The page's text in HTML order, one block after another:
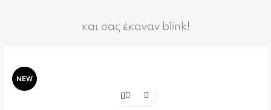
και σας έκαναν blink!
NEW